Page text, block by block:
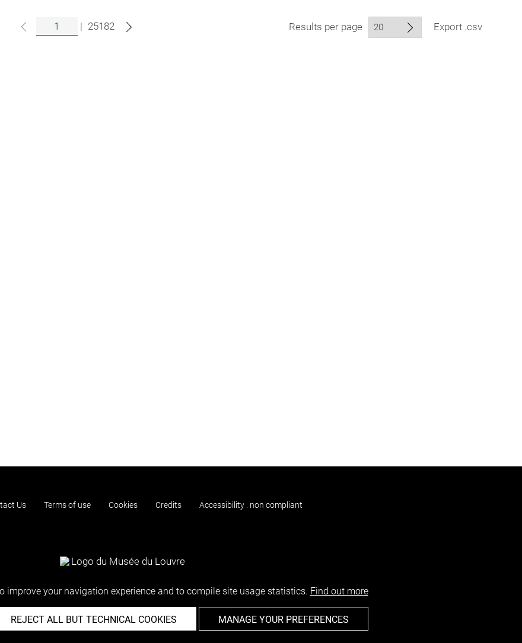
| 25182 Results per page Export .csv
Us Terms of use Cookies Credits Accessibility : non compliant
improve your navigation experience and to compile site usage statistics. Find out more
REJECT ALL BUT TECHNICAL COOKIES MANAGE YOUR PREFERENCES